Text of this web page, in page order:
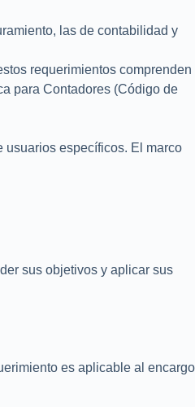
las de contabilidad y
requerimientos comprenden
para Contadores (Código de
usuarios específicos. El marco
sus objetivos y aplicar sus
es aplicable al encargo